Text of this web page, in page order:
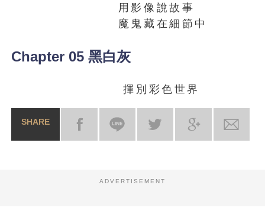
用影像說故事
魔鬼藏在細節中
Chapter 05 黑白灰
揮別彩色世界
SHARE
ADVERTISEMENT